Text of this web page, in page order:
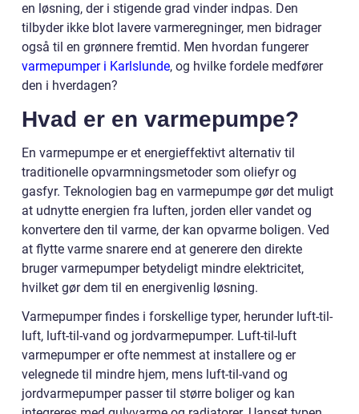
en løsning, der i stigende grad vinder indpas. Den
tilbyder ikke blot lavere varmeregninger, men bidrager
også til en grønnere fremtid. Men hvordan fungerer
varmepumper i Karlslunde, og hvilke fordele medfører
den i hverdagen?
Hvad er en varmepumpe?
En varmepumpe er et energieffektivt alternativ til
traditionelle opvarmningsmetoder som oliefyr og
gasfyr. Teknologien bag en varmepumpe gør det muligt
at udnytte energien fra luften, jorden eller vandet og
konvertere den til varme, der kan opvarme boligen. Ved
at flytte varme snarere end at generere den direkte
bruger varmepumper betydeligt mindre elektricitet,
hvilket gør dem til en energivenlig løsning.
Varmepumper findes i forskellige typer, herunder luft-til-
luft, luft-til-vand og jordvarmepumper. Luft-til-luft
varmepumper er ofte nemmest at installere og er
velegnede til mindre hjem, mens luft-til-vand og
jordvarmepumper passer til større boliger og kan